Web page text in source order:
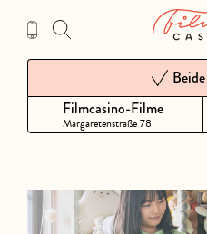
Inhalt
Filmcasino-Filme
Margaretenstraße 78